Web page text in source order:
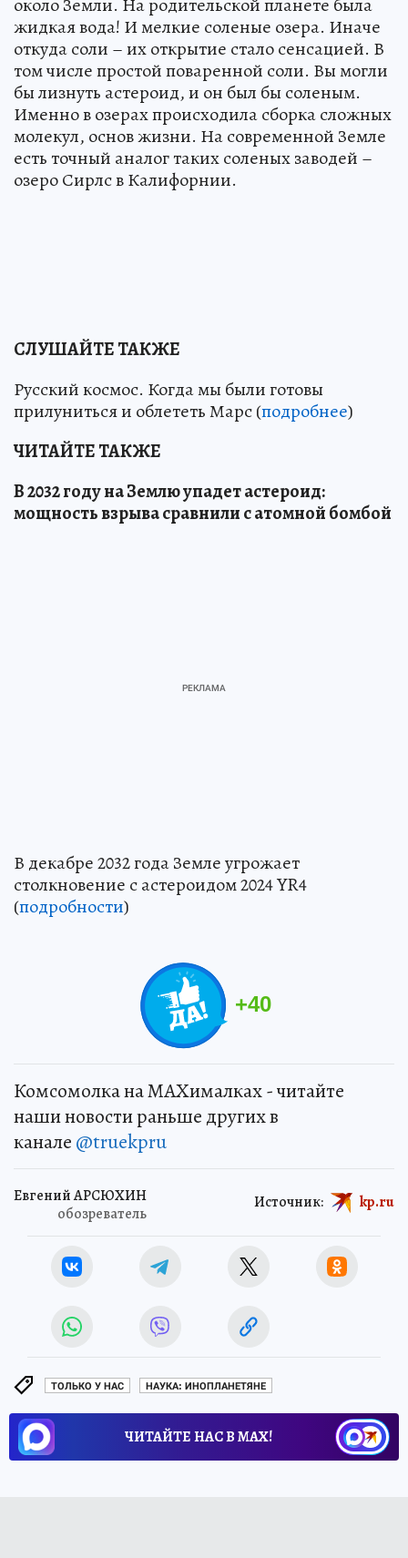
жидкая вода! И мелкие соленые озера. Иначе
откуда соли – их открытие стало сенсацией. В
том числе простой поваренной соли. Вы могли
бы лизнуть астероид, и он был бы соленым.
Именно в озерах происходила сборка сложных
молекул, основ жизни. На современной Земле
есть точный аналог таких соленых заводей –
озеро Сирлс в Калифорнии.
СЛУШАЙТЕ ТАКЖЕ
Русский космос. Когда мы были готовы
прилуниться и облететь Марс (подробнее)
ЧИТАЙТЕ ТАКЖЕ
В 2032 году на Землю упадет астероид:
мощность взрыва сравнили с атомной бомбой
В декабре 2032 года Земле угрожает
столкновение с астероидом 2024 YR4
(подробности)
+40
Комсомолка на MAXималках - читайте
наши новости раньше других в
канале @truekpru
Евгений АРСЮХИН
обозреватель
Источник: kp.ru
ТОЛЬКО У НАС НАУКА: ИНОПЛАНЕТЯНЕ
ЧИТАЙТЕ НАС В МАХ!